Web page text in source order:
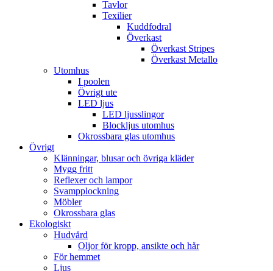
Tavlor
Texilier
Kuddfodral
Överkast
Överkast Stripes
Överkast Metallo
Utomhus
I poolen
Övrigt ute
LED ljus
LED ljusslingor
Blockljus utomhus
Okrossbara glas utomhus
Övrigt
Klänningar, blusar och övriga kläder
Mygg fritt
Reflexer och lampor
Svampplockning
Möbler
Okrossbara glas
Ekologiskt
Hudvård
Oljor för kropp, ansikte och hår
För hemmet
Ljus